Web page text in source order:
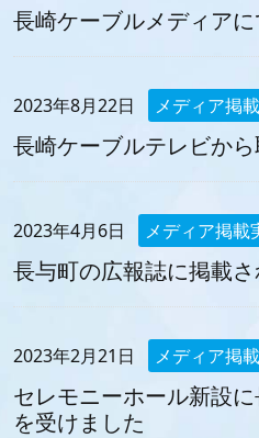
長崎ケーブルメディア
2023年8月22日 メディア掲
長崎ケーブルテレビか
2023年4月6日 メディア掲載
長与町の広報誌に掲載
2023年2月21日 メディア掲
セレモニーホール新設
を受けました